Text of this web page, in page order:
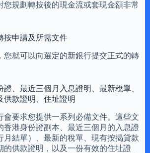
您規劃轉按後的現金流或套現金額非常
按申請及所需文件
您就可以向選定的新銀行提交正式的轉
、最近三個月入息證明、最新稅單、
供款證明、住址證明
會要求您提供一系列必備文件。這些文
香港身份證副本、最近三個月的入息證
月結單）、最新的稅單、現有按揭貸款
的供款證明，以及一份有效的住址證